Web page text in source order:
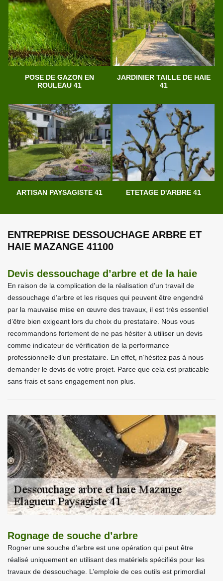
POSE DE GAZON EN
ROULEAU 41
JARDINIER TAILLE DE HAIE
41
ARTISAN PAYSAGISTE 41 ETETAGE D'ARBRE 41
ENTREPRISE DESSOUCHAGE ARBRE ET
HAIE MAZANGE 41100
Devis dessouchage d’arbre et de la haie
En raison de la complication de la réalisation d’un travail de
dessouchage d’arbre et les risques qui peuvent être engendré
par la mauvaise mise en œuvre des travaux, il est très essentiel
d’être bien exigeant lors du choix du prestataire. Nous vous
recommandons fortement de ne pas hésiter à utiliser un devis
comme indicateur de vérification de la performance
professionnelle d’un prestataire. En effet, n’hésitez pas à nous
demander le devis de votre projet. Parce que cela est praticable
sans frais et sans engagement non plus.
Rognage de souche d’arbre
Rogner une souche d’arbre est une opération qui peut être
réalisé uniquement en utilisant des matériels spécifiés pour les
travaux de dessouchage. L’emploie de ces outils est primordial